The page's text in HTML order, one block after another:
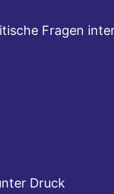
Fragen
Druck